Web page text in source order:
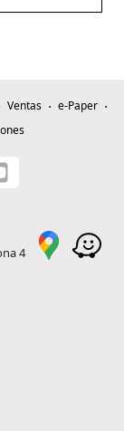
Ventas
e-Paper
4